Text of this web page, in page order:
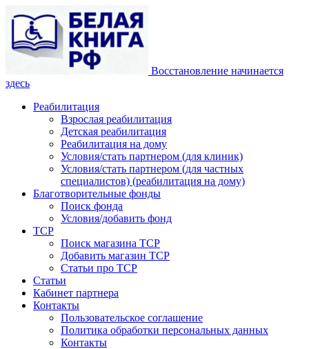
Восстановление начинается
здесь
Реабилитация
Взрослая реабилитация
Детская реабилитация
Реабилитация на дому
Условия/стать партнером (для клиник)
Условия/стать партнером (для частных
специалистов) (реабилитация на дому)
Благотворительные фонды
Поиск фонда
Условия/добавить фонд
ТСР
Поиск магазина ТСР
Добавить магазин ТСР
Статьи про ТСР
Статьи
Кабинет партнера
Контакты
Пользовательское соглашение
Политика обработки персональных данных
Контакты